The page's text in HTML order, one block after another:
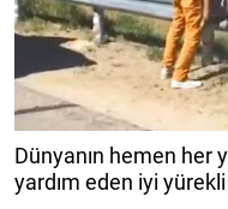
Dünyanın hemen her
yardım eden iyi